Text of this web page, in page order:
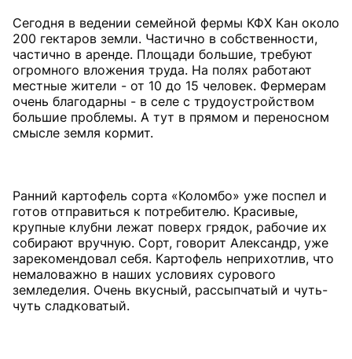
Сегодня в ведении семейной фермы КФХ Кан около
200 гектаров земли. Частично в собственности,
частично в аренде. Площади большие, требуют
огромного вложения труда. На полях работают
местные жители - от 10 до 15 человек. Фермерам
очень благодарны - в селе с трудоустройством
большие проблемы. А тут в прямом и переносном
смысле земля кормит.
Ранний картофель сорта «Коломбо» уже поспел и
готов отправиться к потребителю. Красивые,
крупные клубни лежат поверх грядок, рабочие их
собирают вручную. Сорт, говорит Александр, уже
зарекомендовал себя. Картофель неприхотлив, что
немаловажно в наших условиях сурового
земледелия. Очень вкусный, рассыпчатый и чуть-
чуть сладковатый.